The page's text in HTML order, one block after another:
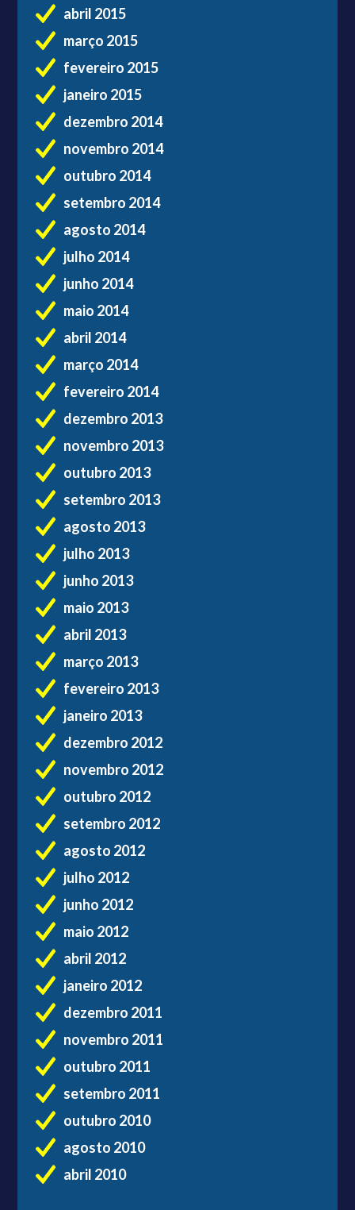
abril 2015
março 2015
fevereiro 2015
janeiro 2015
dezembro 2014
novembro 2014
outubro 2014
setembro 2014
agosto 2014
julho 2014
junho 2014
maio 2014
abril 2014
março 2014
fevereiro 2014
dezembro 2013
novembro 2013
outubro 2013
setembro 2013
agosto 2013
julho 2013
junho 2013
maio 2013
abril 2013
março 2013
fevereiro 2013
janeiro 2013
dezembro 2012
novembro 2012
outubro 2012
setembro 2012
agosto 2012
julho 2012
junho 2012
maio 2012
abril 2012
janeiro 2012
dezembro 2011
novembro 2011
outubro 2011
setembro 2011
outubro 2010
agosto 2010
abril 2010